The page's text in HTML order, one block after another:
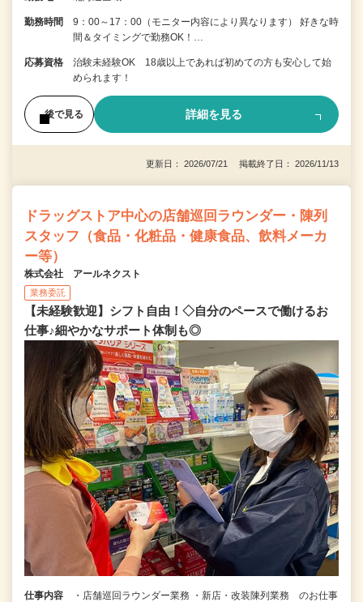
勤務時間
9：00～17：00（モニター内容により異なります） 好きな時
間＆タイミングで勤務OK！…
応募資格
治験未経験OK 18歳以上であれば初めての方も安心して始
められます！
後で見る 詳細を見る
更新日： 2026/07/21 掲載終了日： 2026/11/13
ドラッグストア中心の店舗巡回ラウンダー・陳列
スタッフ（食品・化粧品・健康食品、飲料メーカ
ー等）
株式会社 アールネクスト
業務委託
【未経験歓迎】シフト自由！◇自分のペースで働けるお
仕事♪細やかなサポート体制も◎
仕事内容
・店舗巡回ラウンダー業務 ・新店・改装陳列業務 のお仕事